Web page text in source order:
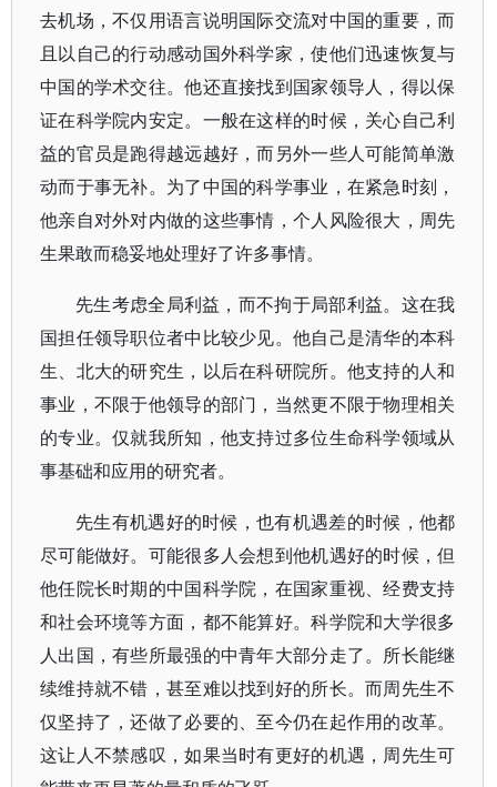
去机场，不仅用语言说明国际交流对中国的重要，而
且以自己的行动感动国外科学家，使他们迅速恢复与
中国的学术交往。他还直接找到国家领导人，得以保
证在科学院内安定。一般在这样的时候，关心自己利
益的官员是跑得越远越好，而另外一些人可能简单激
动而于事无补。为了中国的科学事业，在紧急时刻，
他亲自对外对内做的这些事情，个人风险很大，周先
生果敢而稳妥地处理好了许多事情。
先生考虑全局利益，而不拘于局部利益。这在我
国担任领导职位者中比较少见。他自己是清华的本科
生、北大的研究生，以后在科研院所。他支持的人和
事业，不限于他领导的部门，当然更不限于物理相关
的专业。仅就我所知，他支持过多位生命科学领域从
事基础和应用的研究者。
先生有机遇好的时候，也有机遇差的时候，他都
尽可能做好。可能很多人会想到他机遇好的时候，但
他任院长时期的中国科学院，在国家重视、经费支持
和社会环境等方面，都不能算好。科学院和大学很多
人出国，有些所最强的中青年大部分走了。所长能继
续维持就不错，甚至难以找到好的所长。而周先生不
仅坚持了，还做了必要的、至今仍在起作用的改革。
这让人不禁感叹，如果当时有更好的机遇，周先生可